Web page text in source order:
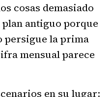
cosas demasiado
antiguo porque
persigue la prima
mensual parece
en su lugar: